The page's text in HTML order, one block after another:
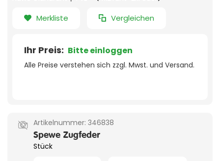
Merkliste Vergleichen
Ihr Preis: Bitte einloggen
Alle Preise verstehen sich zzgl. Mwst. und Versand.
Artikelnummer: 346838
Spewe Zugfeder
Stück